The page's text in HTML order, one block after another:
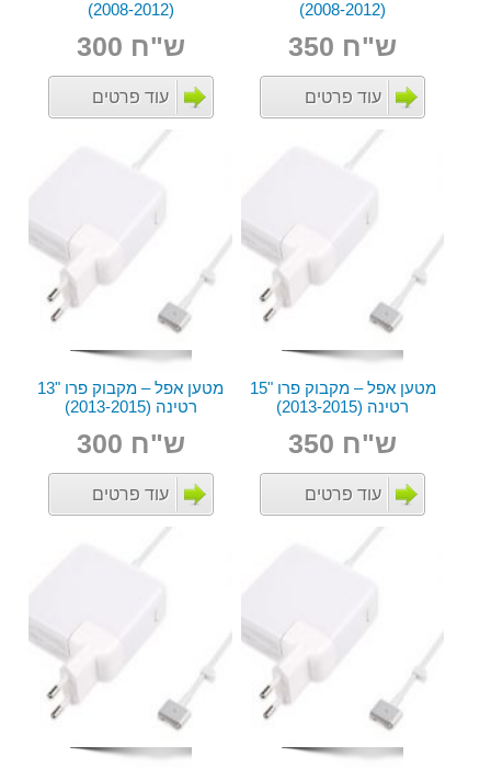
(2008-2012)
ש"ח 300
עוד פרטים
(2008-2012)
ש"ח 350
עוד פרטים
מטען אפל – מקבוק פרו "13
רטינה (2013-2015)
ש"ח 300
עוד פרטים
מטען אפל – מקבוק פרו "15
רטינה (2013-2015)
ש"ח 350
עוד פרטים